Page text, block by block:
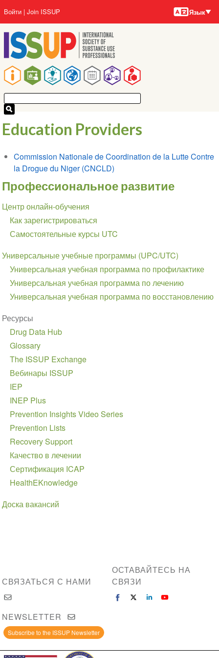
основному
содержанию
Main
navigation
User
account
menu
Войти Join ISSUP Языки
Язык
Education Providers
Commission Nationale de Coordination de la Lutte Contre
la Drogue du Niger (CNCLD)
Профессиональное развитие
Section
navigation
Центр онлайн-обучения
Как зарегистрироваться
Самостоятельные курсы UTC
Универсальные учебные программы (UPC/UTC)
Универсальная учебная программа по профилактике
Универсальная учебная программа по лечению
Универсальная учебная программа по восстановлению
Ресурсы
Drug Data Hub
Glossary
The ISSUP Exchange
Вебинары ISSUP
IEP
INEP Plus
Prevention Insights Video Series
Prevention Lists
Recovery Support
Качество в лечении
Сертификация ICAP
HealthEKnowledge
Доска вакансий
СВЯЗАТЬСЯ С НАМИ
ОСТАВАЙТЕСЬ НА
СВЯЗИ
NEWSLETTER
Subscribe to the ISSUP Newsletter